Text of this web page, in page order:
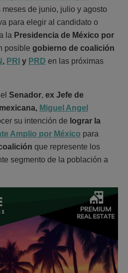
meses de junio, julio y agosto
para elegir al candidato o
la Presidencia de México por
posible gobierno de coalición
, PRI y PRD en las próximas
Senador, ex Jefe de
Miguel Angel
su intención de lograr la
Amplio por México para
que represente los
segmento de la población a